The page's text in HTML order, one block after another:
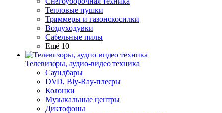
Тепловые пушки
Триммеры и газонокосилки
Воздуходувки
Сабельные пилы
Ещё 10
Телевизоры, аудио-видео техника
Саундбары
DVD, Bly-Ray-плееры
Колонки
Музыкальные центры
Диктофоны